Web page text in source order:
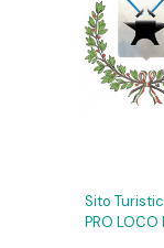
Sito
PRO LOCO